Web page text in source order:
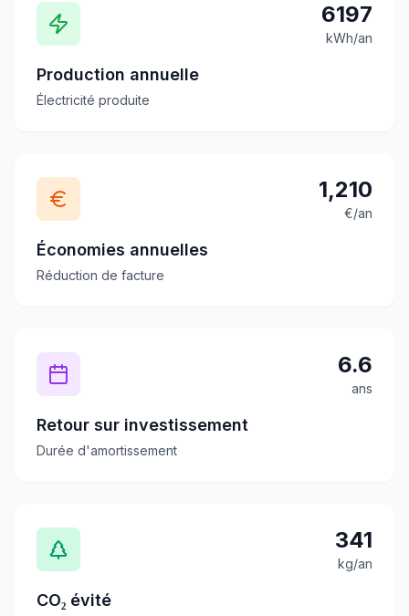
6197
kWh/an
Production annuelle
Électricité produite
1,210
€/an
Économies annuelles
Réduction de facture
6.6
ans
Retour sur investissement
Durée d'amortissement
341
kg/an
CO₂ évité